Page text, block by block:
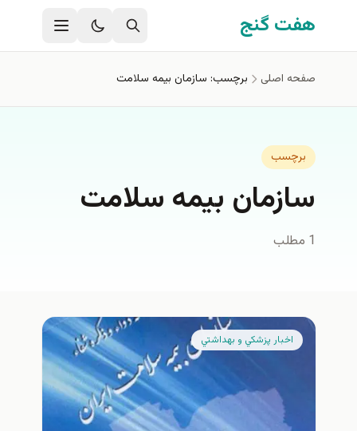
رفتن به محتوای اصلی
هفت گنج
صفحه اصلی برچسب: سازمان بيمه سلامت
برچسب
سازمان بيمه سلامت
1 مطلب
اخبار پزشكي و بهداشتي